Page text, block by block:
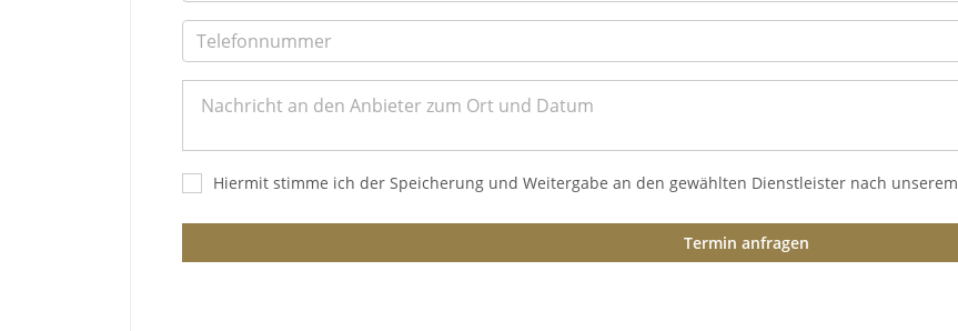
Hiermit stimme ich der Speicherung und Weitergabe an den gewählten Dienstleister nach unserem
Termin anfragen